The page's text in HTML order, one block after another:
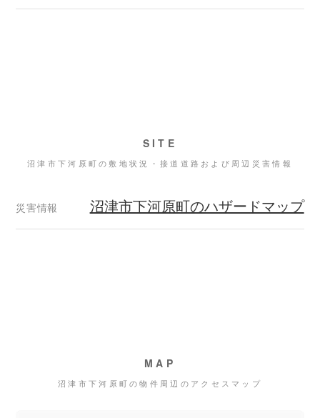
SITE
沼津市下河原町の敷地状況・接道道路および周辺災害情報
災害情報 沼津市下河原町のハザードマップ
MAP
沼津市下河原町の物件周辺のアクセスマップ